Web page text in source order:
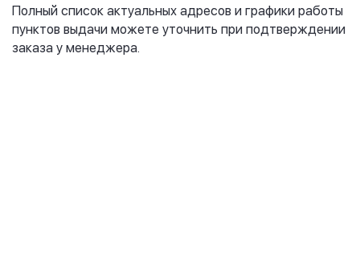
Полный список актуальных адресов и графики работы
пунктов выдачи можете уточнить при подтверждении
заказа у менеджера.